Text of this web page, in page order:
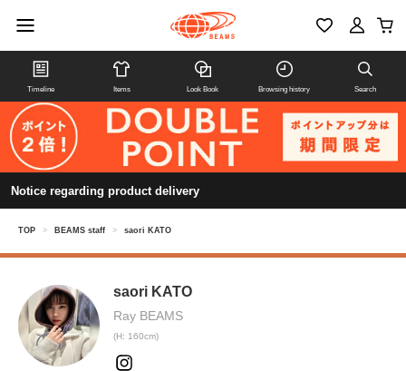
Timeline Items Look Book Browsing history Search
Notice regarding product delivery
TOP > BEAMS staff > saori KATO
saori KATO
Ray BEAMS
(H: 160cm)